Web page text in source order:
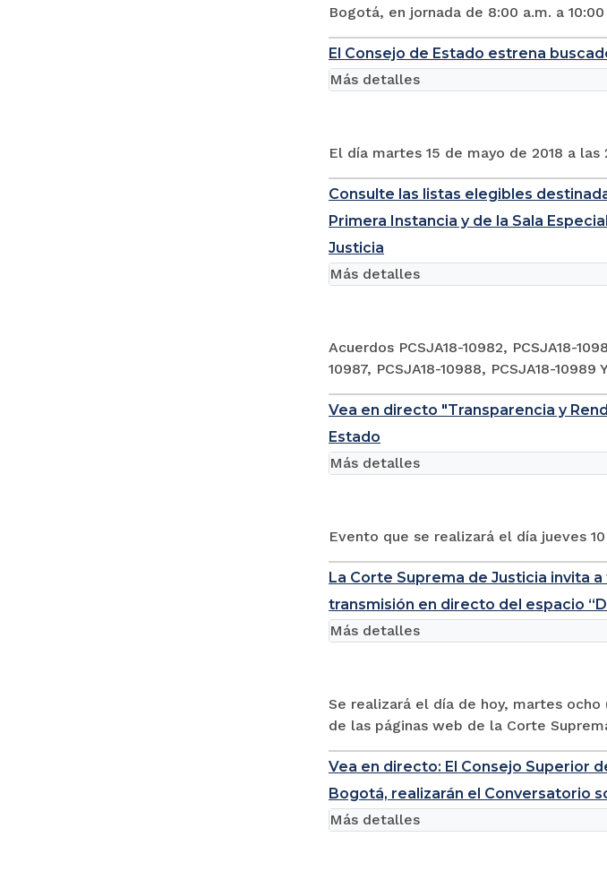
Bogotá, en jornada de 8:00 a.m. a 10:00
El Consejo de Estado estrena
El día martes 15 de mayo de 2018 a
Más detalles
Consulte las listas elegibles
Primera Instancia y de la Sala
Justicia
Acuerdos PCSJA18-10982, PCSJA18-
10987, PCSJA18-10988, PCSJA18-10989
Más detalles
Vea en directo "Transparencia y
Estado
Evento que se realizará el día jueves
Más detalles
La Corte Suprema de Justicia invita
transmisión en directo del espacio
Se realizará el día de hoy, martes ocho
de las páginas web de la Corte
Más detalles
Vea en directo: El Consejo Superior
Bogotá, realizarán el Conversatorio
Más detalles